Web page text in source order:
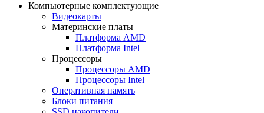
Компьютерные комплектующие
Видеокарты
Материнские платы
Платформа AMD
Платформа Intel
Процессоры
Процессоры AMD
Процессоры Intel
Оперативная память
Блоки питания